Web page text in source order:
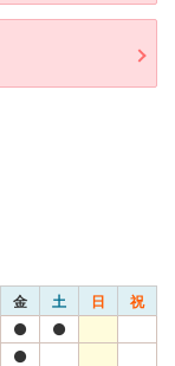
金 土 日 祝